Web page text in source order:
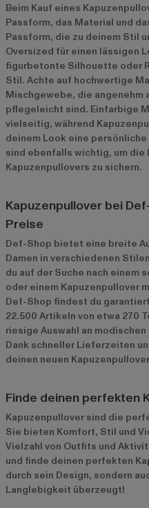
Beim Kauf eines
Passform, das Material und
Passform, die zu deinem Stil
Oversized für einen lässigen
figurbetonte Silhouette oder
Stil. Achte auf hochwertige
Mischgewebe, die angenehm
pflegeleicht sind. Einfarbige
vielseitig, während
deinem Look eine
sind ebenfalls wichtig, um
Kapuzenpullovers zu sichern.
Kapuzenpullover bei
Preise
Def-Shop bietet eine breite
Damen in verschiedenen
du auf der Suche nach einem
oder einem Kapuzenpullover
Def-Shop findest du
22.500 Artikeln von etwa 270
riesige Auswahl an
Dank schneller Lieferzeiten
deinen neuen
Finde deinen perfekten
Kapuzenpullover sind die
Sie bieten Komfort, Stil und
Vielzahl von Outfits und
und finde deinen perfekten
durch sein Design, sondern
Langlebigkeit überzeugt!